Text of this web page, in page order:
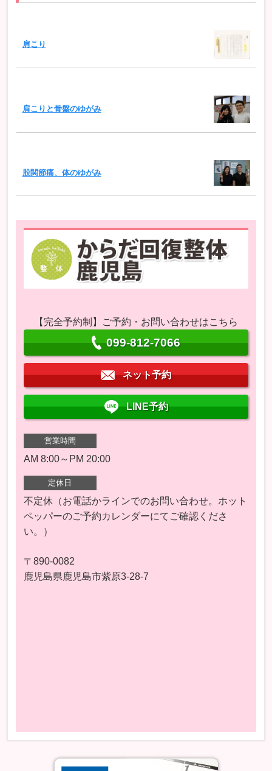
肩こり
肩こりと骨盤のゆがみ
股関節痛、体のゆがみ
【完全予約制】ご予約・お問い合わせはこちら
099-812-7066
ネット予約
LINE予約
営業時間
AM 8:00～PM 20:00
定休日
不定休（お電話かラインでのお問い合わせ。ホット
ペッパーのご予約カレンダーにてご確認くださ
い。）
〒890-0082
鹿児島県鹿児島市紫原3-28-7